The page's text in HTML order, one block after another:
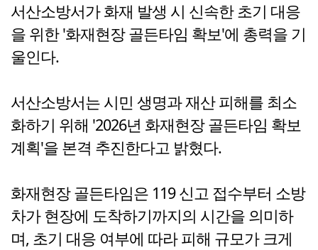
서산소방서가 화재 발생 시 신속한 초기 대응
을 위한 '화재현장 골든타임 확보'에 총력을 기
울인다.
서산소방서는 시민 생명과 재산 피해를 최소
화하기 위해 '2026년 화재현장 골든타임 확보
계획'을 본격 추진한다고 밝혔다.
화재현장 골든타임은 119 신고 접수부터 소방
차가 현장에 도착하기까지의 시간을 의미하
며, 초기 대응 여부에 따라 피해 규모가 크게